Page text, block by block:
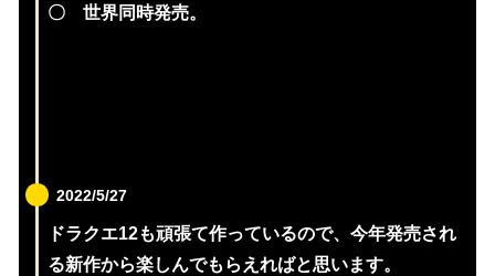
〇 世界同時発売。
2022/5/27
ドラクエ12も頑張て作っているので、今年発売され
る新作から楽しんでもらえればと思います。